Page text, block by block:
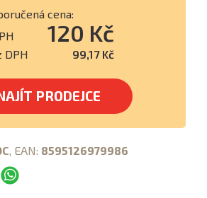
cena:
120 Kč
DPH 99,17 Kč
PRODEJCE
, EAN: 8595126979986